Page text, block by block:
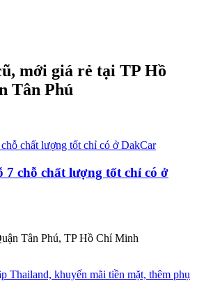
mới giá rẻ tại TP Hồ
Tân Phú
7 chỗ chất lượng tốt chỉ có ở
Tân Phú, TP Hồ Chí Minh